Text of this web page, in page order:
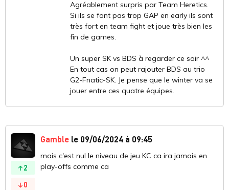
Agréablement surpris par Team Heretics.
Si ils se font pas trop GAP en early ils sont
très fort en team fight et joue très bien les
fin de games.
Un super SK vs BDS à regarder ce soir ^^
En tout cas on peut rajouter BDS au trio
G2-Fnatic-SK. Je pense que le winter va se
jouer entre ces quatre équipes.
2
0
Gamble le 09/06/2024 à 09:45
mais c'est nul le niveau de jeu KC ca ira jamais en
play-offs comme ca